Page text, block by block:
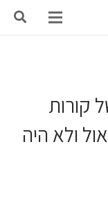
קורות
ולא היה